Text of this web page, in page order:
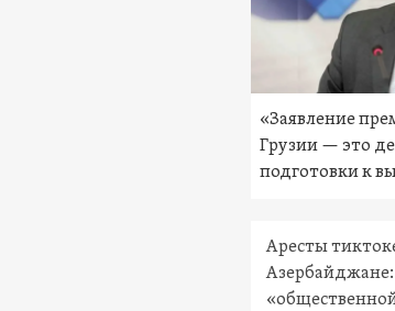
«Заявление
Грузии — это
подготовки к
Аресты